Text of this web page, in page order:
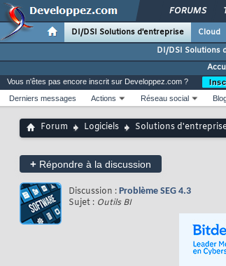
FORUMS
DI/DSI Solutions d'entreprise Cloud
DI/DSI Solutions
Vous n'êtes pas encore inscrit sur Developpez.com ?
Derniers messages
Actions Réseau social
Forum Logiciels Solutions
+ Répondre à la discussion
Discussion : Problème SEG 4.3
Sujet : Outils BI